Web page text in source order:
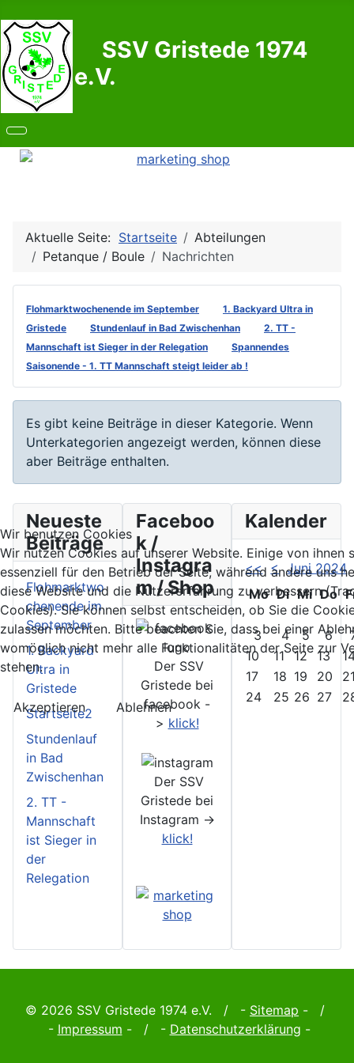
SSV Gristede 1974
e.V.
Aktuelle Seite: Startseite
Abteilungen
Petanque / Boule
Nachrichten
Flohmarktwochenende im September
1. Backyard Ultra in
Gristede
Stundenlauf in Bad Zwischenhan
2. TT -
Mannschaft ist Sieger in der Relegation
Spannendes
Saisonende - 1. TT Mannschaft steigt leider ab !
Information
Es gibt keine Beiträge in dieser Kategorie. Wenn
Unterkategorien angezeigt werden, können diese
aber Beiträge enthalten.
Neueste
Beiträge
Flohmarktwo
chenende im
September
1. Backyard
Ultra in
Gristede
Startseite2
Stundenlauf
in Bad
Zwischenhan
2. TT -
Mannschaft
ist Sieger in
der
Relegation
Faceboo
k /
Instagra
m / Shop
Der SSV
Gristede bei
facebook -
> klick!
Der SSV
Gristede bei
Instagram ->
klick!
Kalender
<< < Juni 2024
MoDiMiDo
3 4 5 6
10
11 12 13
17
18 19 20
24
25 26 27
© 2026 SSV Gristede 1974 e.V. / - Sitemap - /
- Impressum - / - Datenschutzerklärung -
Wir benutzen Cookies
Wir nutzen Cookies auf unserer Website. Einige von ihnen
essenziell für den Betrieb der Seite, während andere uns
diese Website und die Nutzererfahrung zu verbessern
Cookies). Sie können selbst entscheiden, ob Sie die
zulassen möchten. Bitte beachten Sie, dass bei einer
womöglich nicht mehr alle Funktionalitäten der Seite zur
stehen.
Akzeptieren Ablehnen